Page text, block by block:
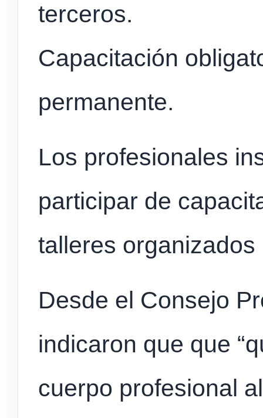
terceros.
Capacitación
permanente.
Los profesionales
participar de
talleres
Desde el Consejo
indicaron que que
cuerpo profesional